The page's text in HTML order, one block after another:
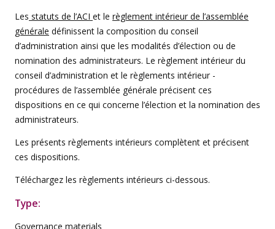
Les statuts de l’ACI et le règlement intérieur de l’assemblée
générale définissent la composition du conseil
d’administration ainsi que les modalités d’élection ou de
nomination des administrateurs. Le règlement intérieur du
conseil d’administration et le règlements intérieur -
procédures de l’assemblée générale précisent ces
dispositions en ce qui concerne l’élection et la nomination des
administrateurs.
Les présents règlements intérieurs complètent et précisent
ces dispositions.
Téléchargez les règlements intérieurs ci-dessous.
Type:
Governance materials